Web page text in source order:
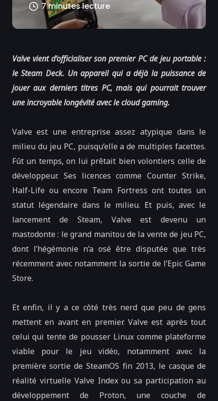
7 minutes lecture
Valve vient d’officialiser son premier PC de jeu portable :
le Steam Deck. Un appareil qui a déjà la puissance de
jouer aux derniers titres PC, mais qui pourrait trouver
une incroyable longévité avec le cloud gaming.
Valve est une entreprise assez atypique dans le
milieu du jeu PC, puisqu’elle a de multiples facettes.
Fût un temps, on lui prêtait bien volontiers celle de
développeur. Ses licences comme Counter Strike,
Half-Life ou encore Team Fortress ont toutes un
statut légendaire dans le milieu. Et puis, avec le
lancement de Steam, Valve est devenu un
mastodonte : le grand manitou de la vente de jeu PC,
dont l’hégémonie n’a osé être disputée que très
récemment avec notamment la sortie de l’Epic Game
Store.
Et enfin, il y a ce côté très nerd que peu de gens
mettent en avant en premier. Valve est après tout
celui qui tente de pousser Linux comme plateforme
viable pour le jeu vidéo, notamment avec la
première sortie de SteamOS fin 2013, le casque de
réalité virtuelle Valve Index ou sa participation au
développement de Proton, une couche de